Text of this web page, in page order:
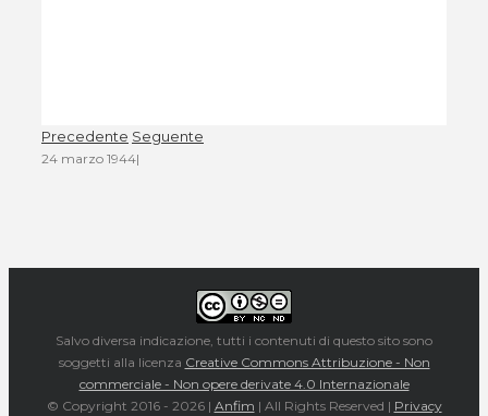
Precedente Seguente
24 marzo 1944|
Salvo diversa indicazione, tutti i contenuti di questo sito sono
soggetti alla licenza Creative Commons Attribuzione - Non
commerciale - Non opere derivate 4.0 Internazionale
© Copyright 2016 - 2026 | Anfim | All Rights Reserved | Privacy